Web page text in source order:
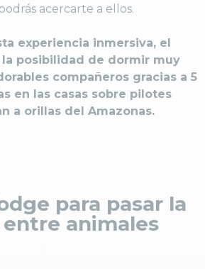
acercarte a ellos.
experiencia inmersiva, el
posibilidad de dormir muy
compañeros gracias a 5
en las casas sobre pilotes
a orillas del Amazonas.
para pasar la
animales